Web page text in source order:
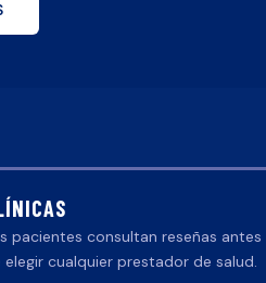
pacientes consultan reseñas antes
elegir cualquier prestador de salud.